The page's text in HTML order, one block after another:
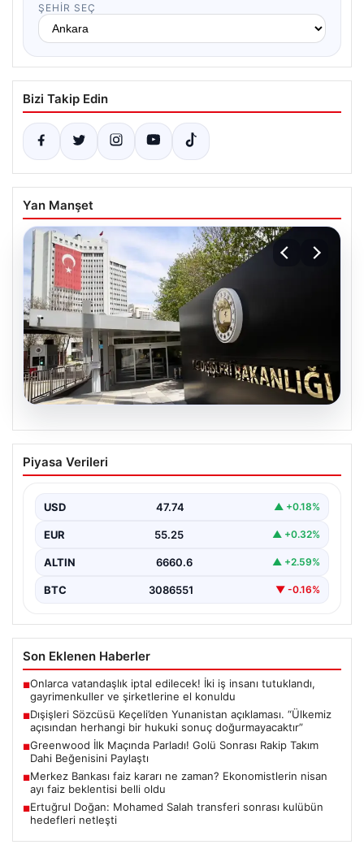
ŞEHIR SEÇ
Bizi Takip Edin
Yan Manşet
Dışişleri Sözcüsü Keçeli’den
Yunanistan açıklaması. “Ülkemiz
doğurmayacaktır”
{“title”: “Dışişleri Sözcüsü Keçeli: Yunanistan’ın Turizm
Mekansal Çerçevesi Türkiye Açısından Hukuki Sonuç
Piyasa Verileri
USD 47.74 ▲ +0.18%
EUR 55.25 ▲ +0.32%
ALTIN 6660.6 ▲ +2.59%
BTC 3086551 ▼ -0.16%
Son Eklenen Haberler
■Onlarca vatandaşlık iptal edilecek! İki iş insanı tutuklandı,
gayrimenkuller ve şirketlerine el konuldu
■Dışişleri Sözcüsü Keçeli’den Yunanistan açıklaması. “Ülkemiz
açısından herhangi bir hukuki sonuç doğurmayacaktır”
■Greenwood İlk Maçında Parladı! Golü Sonrası Rakip Takım
Dahi Beğenisini Paylaştı
■Merkez Bankası faiz kararı ne zaman? Ekonomistlerin nisan
ayı faiz beklentisi belli oldu
■Ertuğrul Doğan: Mohamed Salah transferi sonrası kulübün
hedefleri netleşti